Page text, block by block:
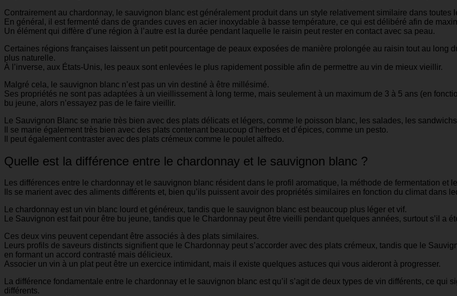
Contrairement au chardonnay, le sauvignon blanc est généralement produit dans un style relativement similaire dans toutes
En général, il est fermenté dans de grandes cuves en acier inoxydable à basse température, ce qui est délibéré afin de
Un élément qui diffère d’une région à l’autre est la durée pendant laquelle le raisin peut rester en contact avec sa peau.
Certaines régions françaises laissent un petit pourcentage de peaux exposées de manière prolongée au raisin tout au long
plus naturelle.
À l’inverse, aux États-Unis, les peaux sont enlevées le plus rapidement possible afin de permettre au vin de mieux vieillir.
Malgré cela, le sauvignon blanc n’est pas un vin destiné à être millésimé.
Ses propriétés ne sont pas adaptées à un vieillissement à long terme, mais seulement à un maximum de 3 à 5 ans (en
bu jeune, alors n’essayez pas de le faire vieillir.
Le Sauvignon Blanc se marie très bien avec des plats délicats et légers, comme le poisson blanc, les salades, les
Il se marie également très bien avec des plats contenant beaucoup d’herbes et d’épices, comme un pesto.
Il peut également contraster avec des plats crémeux comme le poulet alfredo.
Quelle est la différence entre le chardonnay et le sauvignon blanc ?
Les différences entre le chardonnay et le sauvignon blanc résident dans le profil aromatique, la méthode de fermentation et
Ils se marient avec des aliments différents et, bien qu’ils puissent avoir des propriétés similaires en fonction du climat dans
Le chardonnay est un vin blanc lourd et généreux, tandis que le sauvignon blanc est beaucoup plus léger et vif.
Le Sauvignon est fait pour être bu jeune, tandis que le Chardonnay peut être vieilli pendant quelques années, surtout s’il a
Ces deux vins peuvent cependant être associés à des plats similaires.
Leurs profils de saveurs distincts signifient que le Chardonnay peut s’accorder avec des plats crémeux, tandis que le
en formant un accord contrasté mais délicieux.
Associer un vin à un plat peut être un exercice intimidant, mais il existe quelques astuces qui vous aideront à progresser.
La différence fondamentale entre le chardonnay et le sauvignon blanc est qu’il s’agit de deux types de vin différents, ce qui
différents.